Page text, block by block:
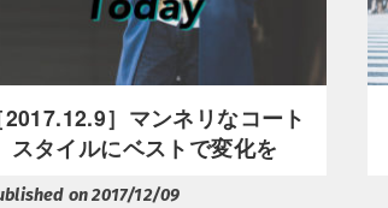
2017.12.9］マンネリなコート
スタイルにベストで変化を
on 2017/12/09